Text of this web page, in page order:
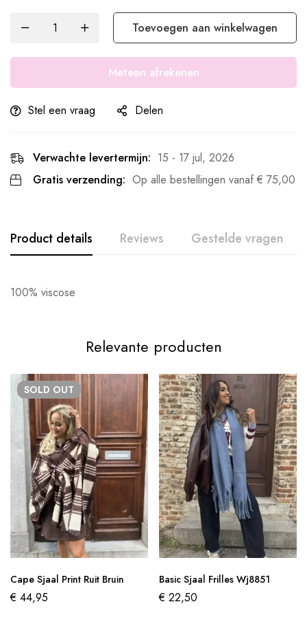
Toevoegen aan winkelwagen
Meteen afrekenen
Stel een vraag Delen
Verwachte levertermijn: 15 - 17 jul, 2026
Gratis verzending: Op alle bestellingen vanaf € 75,00
Product details Reviews Gestelde vragen
100% viscose
Relevante producten
SOLD OUT
Cape Sjaal Print Ruit Bruin
€ 44,95
Basic Sjaal Frilles Wj8851
€ 22,50